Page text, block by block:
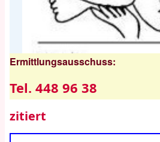
Ermittlungsausschuss:
Tel. 448 96 38
zitiert